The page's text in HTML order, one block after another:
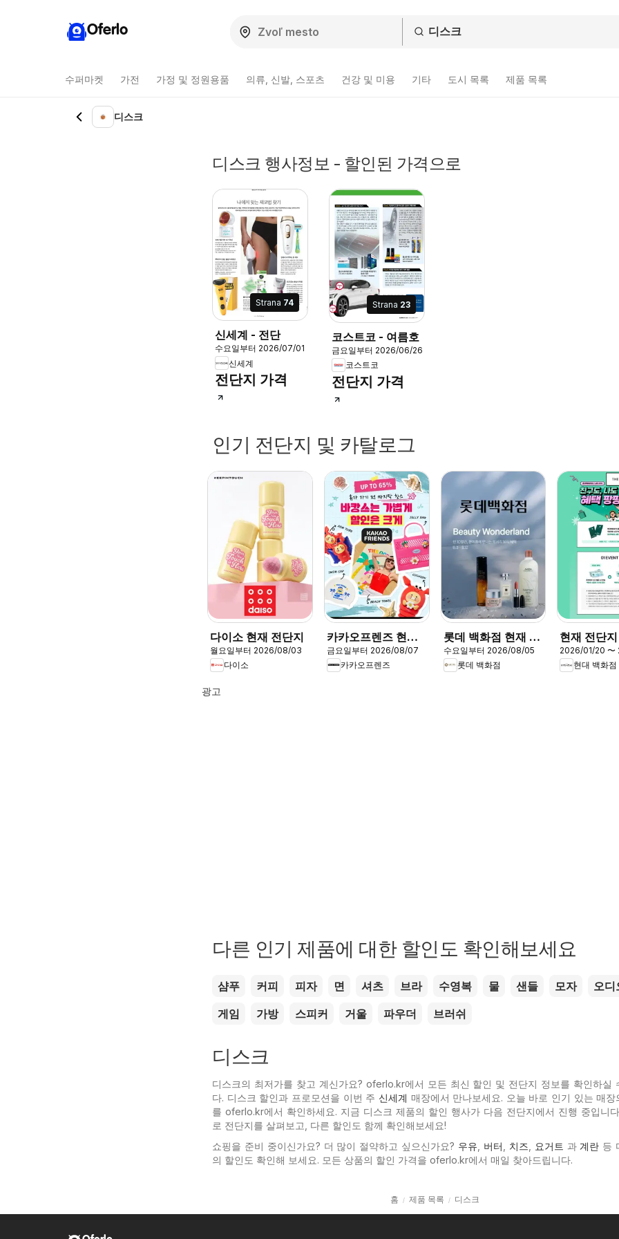
Oferlo
수퍼마켓 가전 가정 및 정원용품 의류, 신발, 스포츠 건강 및 미용 기타 도시 목록 제품 목록
디스크
디스크 행사정보 - 할인된 가격으로
Strana 74
신세계 - 전단
수요일부터 2026/07/01
신세계
전단지 가격
Strana 23
코스트코 - 여름호
금요일부터 2026/06/26
코스트코
전단지 가격
인기 전단지 및 카탈로그
다이소 현재 전단지
월요일부터 2026/08/03
다이소
카카오프렌즈 현재
전단지
금요일부터 2026/08/07
카카오프렌즈
롯데 백화점 현재 전
단지
수요일부터 2026/08/05
롯데 백화점
현재 전단지
2026/01/20 〜
현대 백화점
광고
다른 인기 제품에 대한 할인도 확인해보세요
샴푸 커피 피자 면 셔츠 브라 수영복 물 샌들 모자
오디
게임
가방 스피커 거울 파우더 브러쉬
디스크
디스크의 최저가를 찾고 계신가요? oferlo.kr에서 모든 최신 할인 및 전단지 정보를 확인하실
다. 디스크 할인과 프로모션을 이번 주 신세계 매장에서 만나보세요. 오늘 바로 인기 있는매장
를 oferlo.kr에서 확인하세요. 지금 디스크 제품의 할인 행사가 다음 전단지에서 진행 중입니
로 전단지를 살펴보고, 다른 할인도 함께 확인해보세요!
쇼핑을 준비 중이신가요? 더 많이 절약하고 싶으신가요? 우유 버터 치즈 요거트 과 계란 등
의 할인도 확인해 보세요. 모든 상품의 할인 가격을 oferlo.kr에서 매일 찾아드립니다.
홈 제품 목록 디스크